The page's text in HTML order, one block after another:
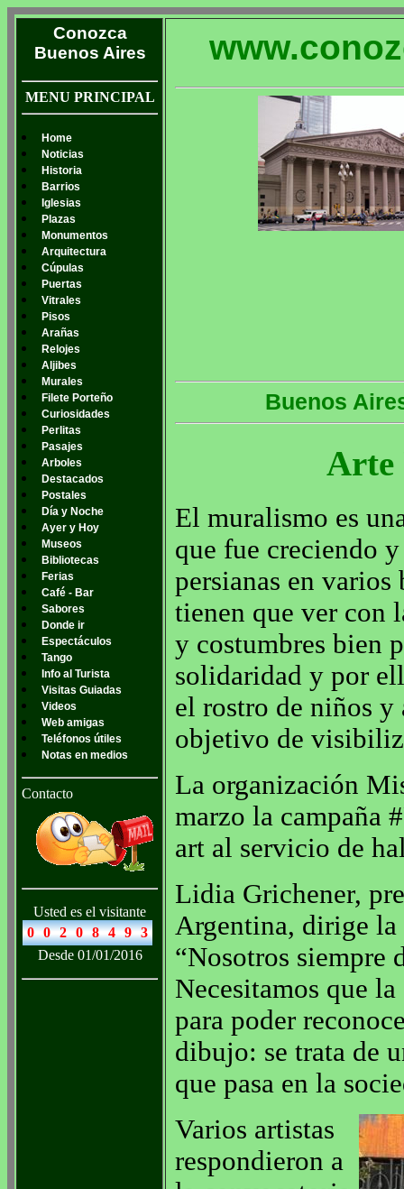
Conozca
Buenos Aires
MENU PRINCIPAL
Home
Noticias
Historia
Barrios
Iglesias
Plazas
Monumentos
Arquitectura
Cúpulas
Puertas
Vitrales
Pisos
Arañas
Relojes
Aljibes
Murales
Filete Porteño
Curiosidades
Perlitas
Pasajes
Arboles
Destacados
Postales
Día y Noche
Ayer y Hoy
Museos
Bibliotecas
Ferias
Café - Bar
Sabores
Donde ir
Espectáculos
Tango
Info al Turista
Visitas Guiadas
Videos
Web amigas
Teléfonos útiles
Notas en medios
Contacto
Usted es el visitante
Desde 01/01/2016
Buenos
Arte
El muralismo es
que fue creciendo
persianas en varios
tienen que ver con
y costumbres bien
solidaridad y por
el rostro de niños y
objetivo de
La organización
marzo la campaña
art al servicio de
Lidia Grichener,
Argentina, dirige la
“Nosotros siempre
Necesitamos que
para poder
dibujo: se trata de
que pasa en la
Varios artistas
respondieron a